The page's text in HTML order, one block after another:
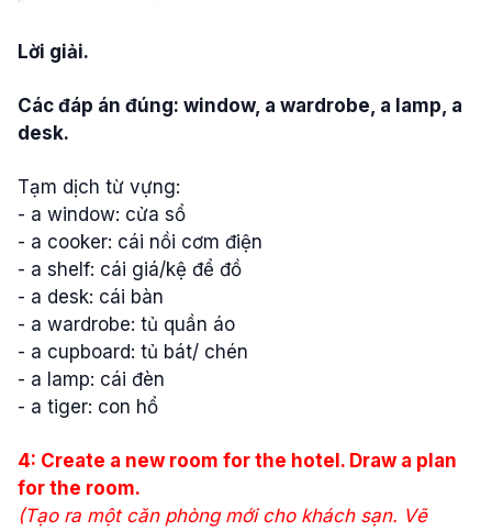
Lời giải.
Các đáp án đúng: window, a wardrobe, a lamp, a
desk.
Tạm dịch từ vựng:
- a window: cửa sổ
- a cooker: cái nồi cơm điện
- a shelf: cái giá/kệ để đồ
- a desk: cái bàn
- a wardrobe: tủ quần áo
- a cupboard: tủ bát/ chén
- a lamp: cái đèn
- a tiger: con hổ
4: Create a new room for the hotel. Draw a plan
for the room.
(Tạo ra một căn phòng mới cho khách sạn. Vẽ